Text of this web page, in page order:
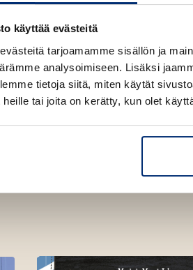
käyttää evästeitä
tarjoamamme sisällön ja
analysoimiseen. Lisäksi
tietoja siitä, miten käytät
heille tai joita on kerätty, kun olet